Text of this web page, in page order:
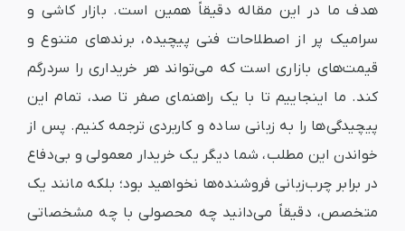
هدف ما در این مقاله دقیقاً همین است. بازار کاشی و
سرامیک پر از اصطلاحات فنی پیچیده، برندهای متنوع و
قیمت‌های بازاری است که می‌تواند هر خریداری را سردرگم
کند. ما اینجاییم تا با یک راهنمای صفر تا صد، تمام این
پیچیدگی‌ها را به زبانی ساده و کاربردی ترجمه کنیم. پس از
خواندن این مطلب، شما دیگر یک خریدار معمولی و بی‌دفاع
در برابر چرب‌زبانی فروشنده‌ها نخواهید بود؛ بلکه مانند یک
متخصص، دقیقاً می‌دانید چه محصولی با چه مشخصاتی